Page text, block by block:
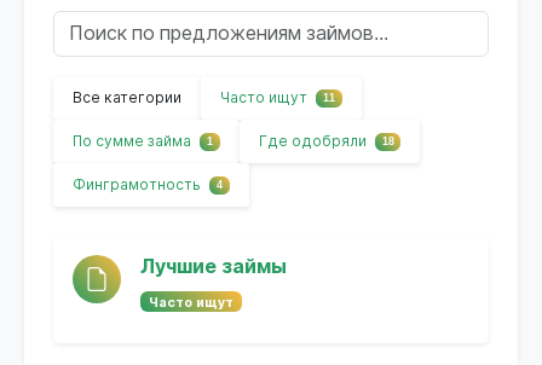
Все категории Часто ищут 11
По сумме займа 1 Где одобряли 18
Финграмотность 4
Лучшие займы
Часто ищут